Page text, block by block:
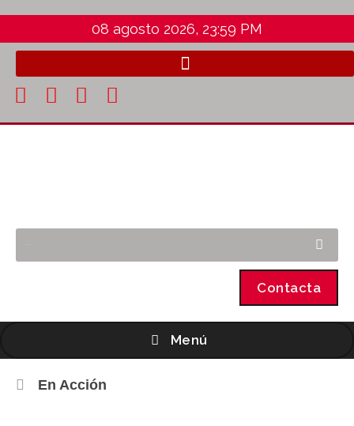
08 agosto 2026, 23:59 PM
Contacta
Menú
En Acción